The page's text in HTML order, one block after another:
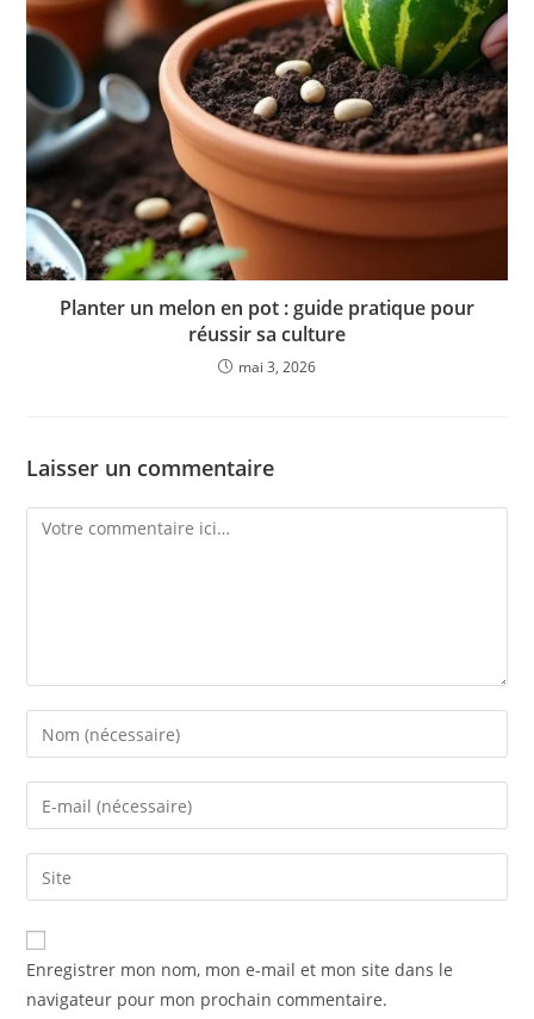
Planter un melon en pot : guide pratique pour
réussir sa culture
mai 3, 2026
Laisser un commentaire
Enregistrer mon nom, mon e-mail et mon site dans le
navigateur pour mon prochain commentaire.